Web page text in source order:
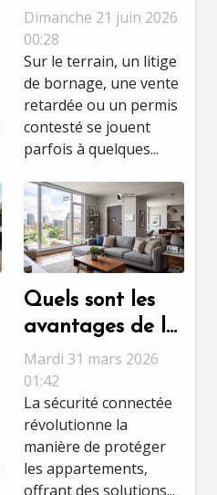
topographique
fait la différence
dans les
expertises
foncières
Dimanche 21 juin 2026
00:28
Sur le terrain, un litige
de bornage, une vente
retardée ou un permis
contesté se jouent
parfois à quelques...
Quels sont les
avantages de la
sécurité
connectée pour
les
appartements ?
Mardi 31 mars 2026
01:42
La sécurité connectée
révolutionne la
manière de protéger
les appartements,
offrant des solutions...